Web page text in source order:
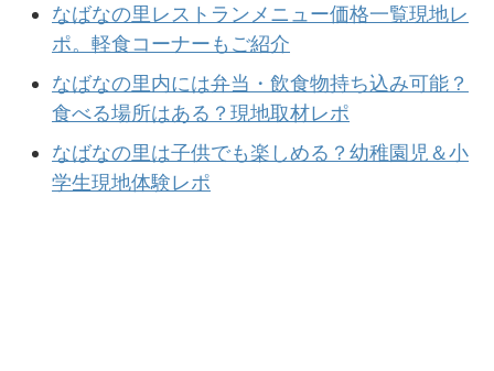
なばなの里レストランメニュー価格一覧現地レ
ポ。軽食コーナーもご紹介
なばなの里内には弁当・飲食物持ち込み可能？
食べる場所はある？現地取材レポ
なばなの里は子供でも楽しめる？幼稚園児＆小
学生現地体験レポ